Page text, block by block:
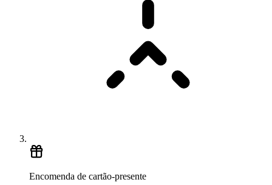
Encomenda de cartão-presente